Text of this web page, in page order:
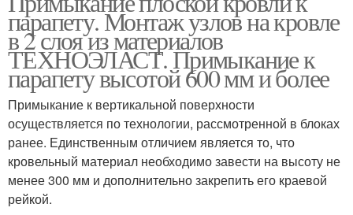
парапету. Монтаж узлов на кровле
в 2 слоя из материалов
ТЕХНОЭЛАСТ. Примыкание к
парапету высотой 600 мм и более
Примыкание к вертикальной поверхности
осуществляется по технологии, рассмотренной в блоках
ранее. Единственным отличием является то, что
кровельный материал необходимо завести на высоту не
менее 300 мм и дополнительно закрепить его краевой
рейкой.